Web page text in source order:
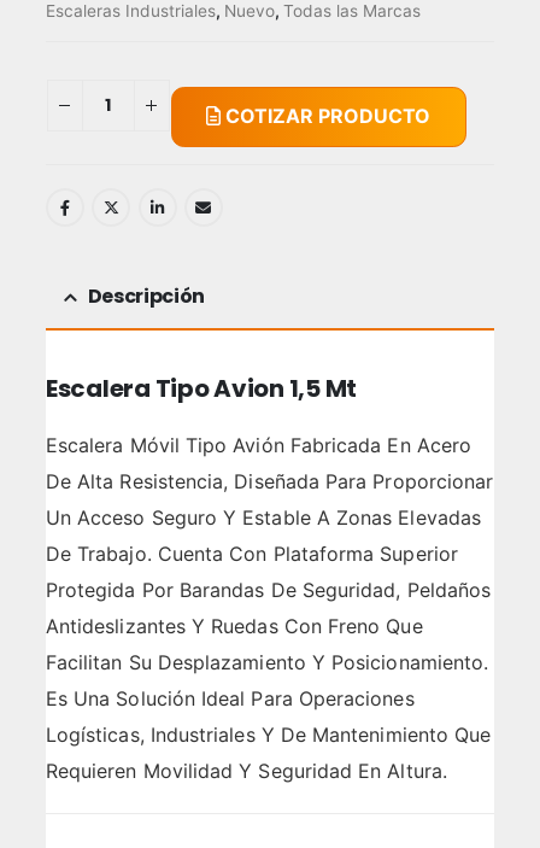
Escaleras Industriales, Nuevo, Todas las Marcas
COTIZAR PRODUCTO
Descripción
Escalera Tipo Avion 1,5 Mt
Escalera Móvil Tipo Avión Fabricada En Acero
De Alta Resistencia, Diseñada Para Proporcionar
Un Acceso Seguro Y Estable A Zonas Elevadas
De Trabajo. Cuenta Con Plataforma Superior
Protegida Por Barandas De Seguridad, Peldaños
Antideslizantes Y Ruedas Con Freno Que
Facilitan Su Desplazamiento Y Posicionamiento.
Es Una Solución Ideal Para Operaciones
Logísticas, Industriales Y De Mantenimiento Que
Requieren Movilidad Y Seguridad En Altura.